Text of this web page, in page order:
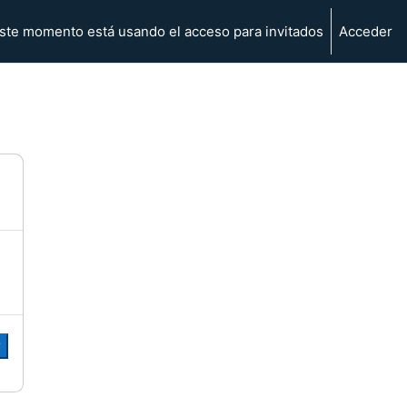
momento está usando el acceso para invitados Acceder